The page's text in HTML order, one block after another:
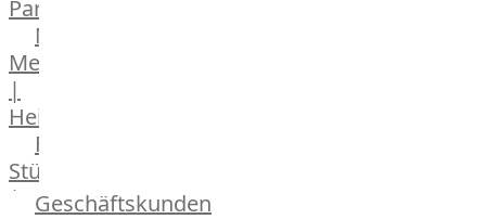
Partner
Männer
Metzger
|
Heinsberg
Feinkost
Stüttgen
|
Geschäftskunden